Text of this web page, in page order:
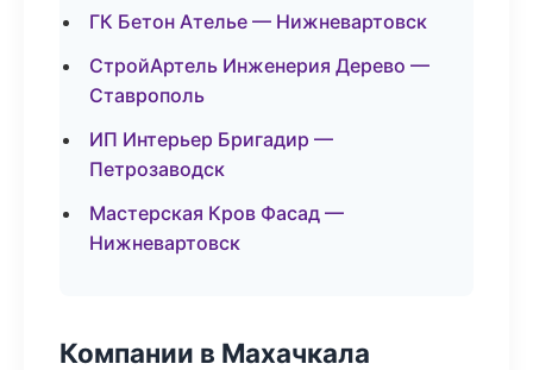
ГК Бетон Ателье — Нижневартовск
СтройАртель Инженерия Дерево —
Ставрополь
ИП Интерьер Бригадир —
Петрозаводск
Мастерская Кров Фасад —
Нижневартовск
Компании в Махачкала